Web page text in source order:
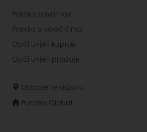
Politika privatnosti
Pravila o kolačićima
Opći uvjeti kupnje
Opći uvjeti prodaje
Odaberite državu
Puratos Global